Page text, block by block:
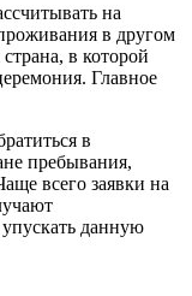
на
в другом
в которой
Главное
в
пребывания,
всего заявки на
данную